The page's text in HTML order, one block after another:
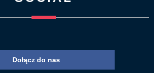
Dołącz do nas